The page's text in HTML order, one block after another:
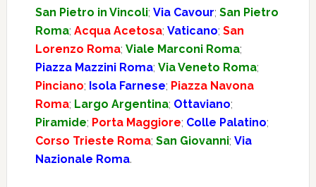
San Pietro in Vincoli; Via Cavour; San Pietro
Roma; Acqua Acetosa; Vaticano; San
Lorenzo Roma; Viale Marconi Roma;
Piazza Mazzini Roma; Via Veneto Roma;
Pinciano; Isola Farnese; Piazza Navona
Roma; Largo Argentina; Ottaviano;
Piramide; Porta Maggiore; Colle Palatino;
Corso Trieste Roma; San Giovanni; Via
Nazionale Roma.